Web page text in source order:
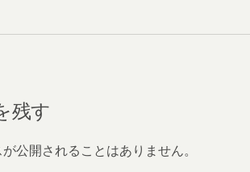
残す
公開されることはありません。